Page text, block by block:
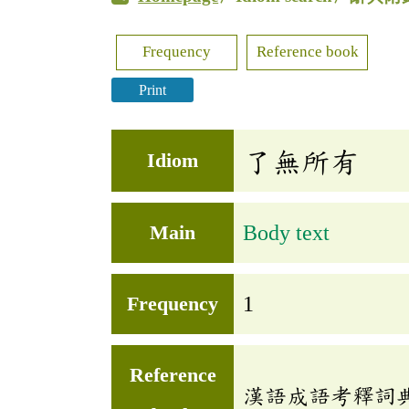
Frequency Reference book
Print
Idiom 了無所有
Main Body text
Frequency 1
Reference
漢語成語考釋詞